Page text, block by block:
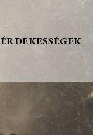
ÉRDEKESSÉGEK